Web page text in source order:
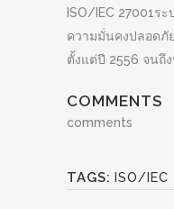
ISO/IEC 27001ร
ความมั่นคงปลอดภั
ตั้งแต่ปี 2556 จนถึ
COMMENTS
comments
TAGS: ISO/IEC